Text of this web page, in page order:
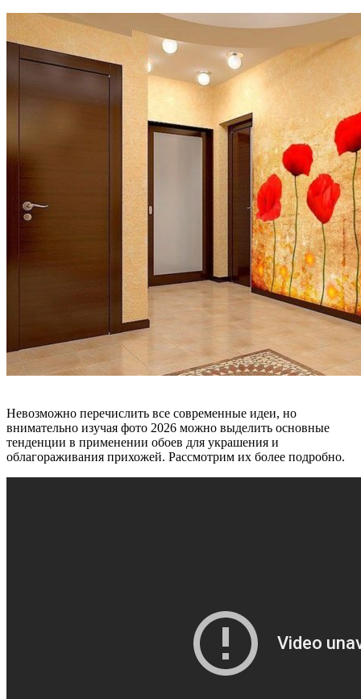
Невозможно перечислить все современные идеи, но
внимательно изучая фото 2026 можно выделить основные
тенденции в применении обоев для украшения и
облагораживания прихожей. Рассмотрим их более подробно.